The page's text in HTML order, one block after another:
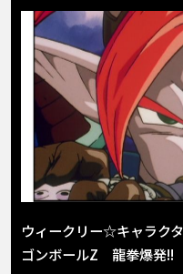
JP
EN FR
ウィークリー☆キャラク
ゴンボールZ 龍拳爆発!!